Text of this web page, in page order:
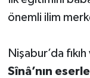
önemli ilim
Nişabur’da
Sînâ’nın
Bolu
Makaleler